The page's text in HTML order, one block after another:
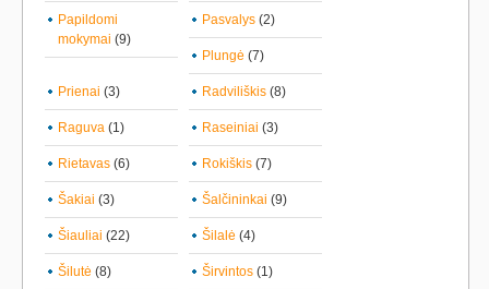
Papildomi
mokymai (9)
Pasvalys (2)
Plungė (7)
Prienai (3) Radviliškis (8)
Raguva (1) Raseiniai (3)
Rietavas (6) Rokiškis (7)
Šakiai (3) Šalčininkai (9)
Šiauliai (22) Šilalė (4)
Šilutė (8) Širvintos (1)